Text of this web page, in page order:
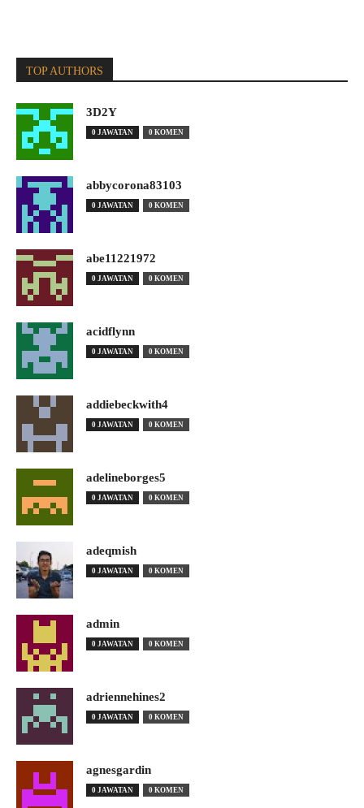
TOP AUTHORS
3D2Y
0 JAWATAN 0 KOMEN
abbycorona83103
0 JAWATAN 0 KOMEN
abe11221972
0 JAWATAN 0 KOMEN
acidflynn
0 JAWATAN 0 KOMEN
addiebeckwith4
0 JAWATAN 0 KOMEN
adelineborges5
0 JAWATAN 0 KOMEN
adeqmish
0 JAWATAN 0 KOMEN
admin
0 JAWATAN 0 KOMEN
adriennehines2
0 JAWATAN 0 KOMEN
agnesgardin
0 JAWATAN 0 KOMEN